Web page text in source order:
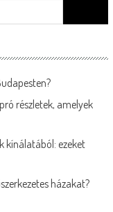
részletek, amelyek
kínálatából: ezeket
házakat?